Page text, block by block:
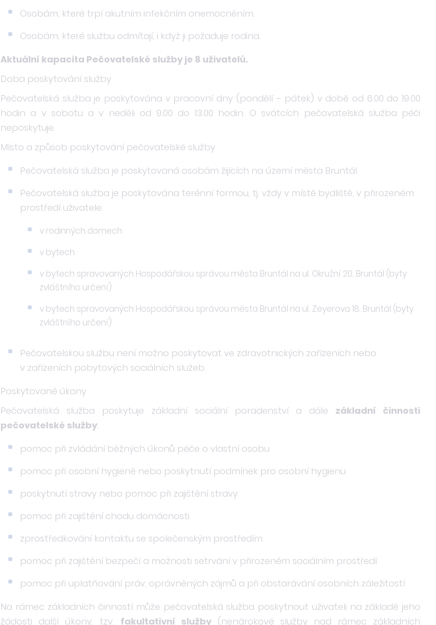
Osobám, které trpí akutním infekčním onemocněním.
Osobám, které službu odmítají, i když ji požaduje rodina.
Aktuální kapacita Pečovatelské služby je 8 uživatelů.
Doba poskytování služby
Pečovatelská služba je poskytována v pracovní dny (pondělí – pátek) v době od 6.00 do 19.00
hodin a v sobotu a v neděli od 9.00 do 13.00 hodin. O svátcích pečovatelská služba péči
neposkytuje.
Místo a způsob poskytování pečovatelské služby
Pečovatelská služba je poskytovaná osobám žijících na území města Bruntál.
Pečovatelská služba je poskytována terénní formou, tj. vždy v místě bydliště, v přirozeném
prostředí uživatele:
v rodinných domech
v bytech
v bytech spravovaných Hospodářskou správou města Bruntál na ul. Okružní 20, Bruntál (byty
zvláštního určení)
v bytech spravovaných Hospodářskou správou města Bruntál na ul. Zeyerova 18, Bruntál (byty
zvláštního určení)
Pečovatelskou službu není možno poskytovat ve zdravotnických zařízeních nebo
v zařízeních pobytových sociálních služeb.
Poskytované úkony
Pečovatelská služba poskytuje základní sociální poradenství a dále základní činnosti
pečovatelské služby:
pomoc při zvládání běžných úkonů péče o vlastní osobu
pomoc při osobní hygieně nebo poskytnutí podmínek pro osobní hygienu
poskytnutí stravy nebo pomoc při zajištění stravy
pomoc při zajištění chodu domácnosti
zprostředkování kontaktu se společenským prostředím
pomoc při zajištění bezpečí a možnosti setrvání v přirozeném sociálním prostředí
pomoc při uplatňování práv, oprávněných zájmů a při obstarávání osobních záležitostí
Na rámec základních činností může pečovatelská služba poskytnout uživateli na základě jeho
žádosti další úkony, tzv. fakultativní služby (nenárokové služby nad rámec základních